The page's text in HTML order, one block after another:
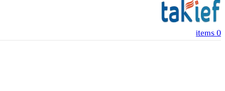
0
items